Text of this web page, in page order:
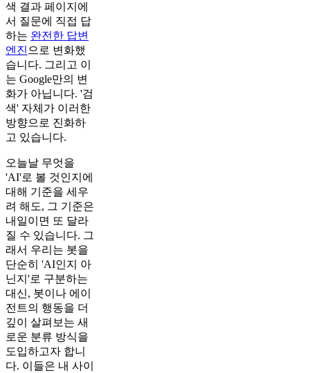
색 결과 페이지에
서 질문에 직접 답
하는 완전한 답변
엔진으로 변화했
습니다. 그리고 이
는 Google만의 변
화가 아닙니다. '검
색' 자체가 이러한
방향으로 진화하
고 있습니다.
오늘날 무엇을
'AI'로 볼 것인지에
대해 기준을 세우
려 해도, 그 기준은
내일이면 또 달라
질 수 있습니다. 그
래서 우리는 봇을
단순히 'AI인지 아
닌지'로 구분하는
대신, 봇이나 에이
전트의 행동을 더
깊이 살펴보는 새
로운 분류 방식을
도입하고자 합니
다. 이들은 내 사이